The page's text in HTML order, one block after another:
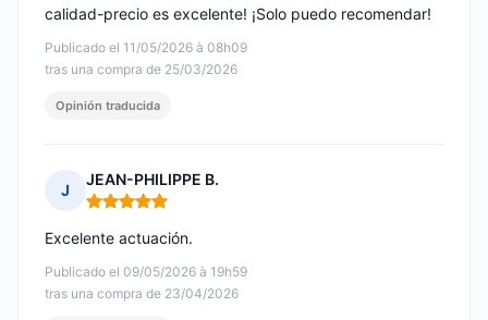
Publicado el 11/05/2026 à 08h09
tras una compra de 25/03/2026
calidad-precio es excelente! ¡Solo puedo recomendar!
Opinión traducida
J
JEAN-PHILIPPE B.
Nota: 5 de 5
Publicado el 09/05/2026 à 19h59
tras una compra de 23/04/2026
Excelente actuación.